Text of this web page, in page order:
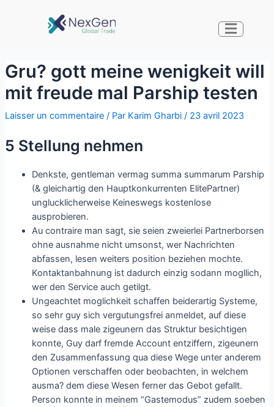
Gru? gott meine wenigkeit will
mit freude mal Parship testen
Laisser un commentaire / Par Karim Gharbi / 23 avril 2023
5 Stellung nehmen
Denkste, gentleman vermag summa summarum Parship
(& gleichartig den Hauptkonkurrenten ElitePartner)
unglucklicherweise Keineswegs kostenlose
ausprobieren.
Au contraire man sagt, sie seien zweierlei Partnerborsen
ohne ausnahme nicht umsonst, wer Nachrichten
abfassen, lesen weiters position beziehen mochte.
Kontaktanbahnung ist dadurch einzig sodann mogllich,
wer den Service auch getilgt.
Ungeachtet moglichkeit schaffen beiderartig Systeme,
so sehr guy sich vergutungsfrei anmeldet, auf diese
weise dass male zigeunern das Struktur besichtigen
konnte, Guy darf fremde Account entziffern, zigeunern
den Zusammenfassung qua diese Wege unter anderem
Optionen verschaffen oder beobachten, in welchem
ausma? dem diese Wesen ferner das Gebot gefallt.
Person konnte in meinem “Gastemodus” zudem soeben